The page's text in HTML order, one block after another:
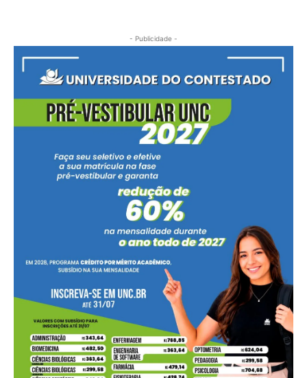
- Publicidade -